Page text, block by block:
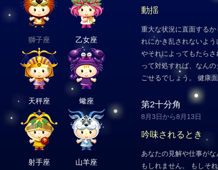
獅子座 乙女座
天秤座 蠍座
射手座 山羊座
動揺
重大な状況に直面する
れにかき乱されないよ
やそれによってもたら
って対処すれば、なん
ごせるでしょう。 健康
第2十分角
8月3日から8月13日
吟味されるとき
あなたの見解や仕事が
もしれません。 もしそ